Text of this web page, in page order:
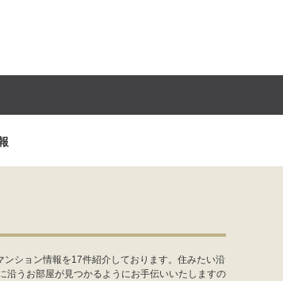
ション情報を17件紹介しております。住みたい沿
沿うお部屋が見つかるようにお手伝いいたしますの